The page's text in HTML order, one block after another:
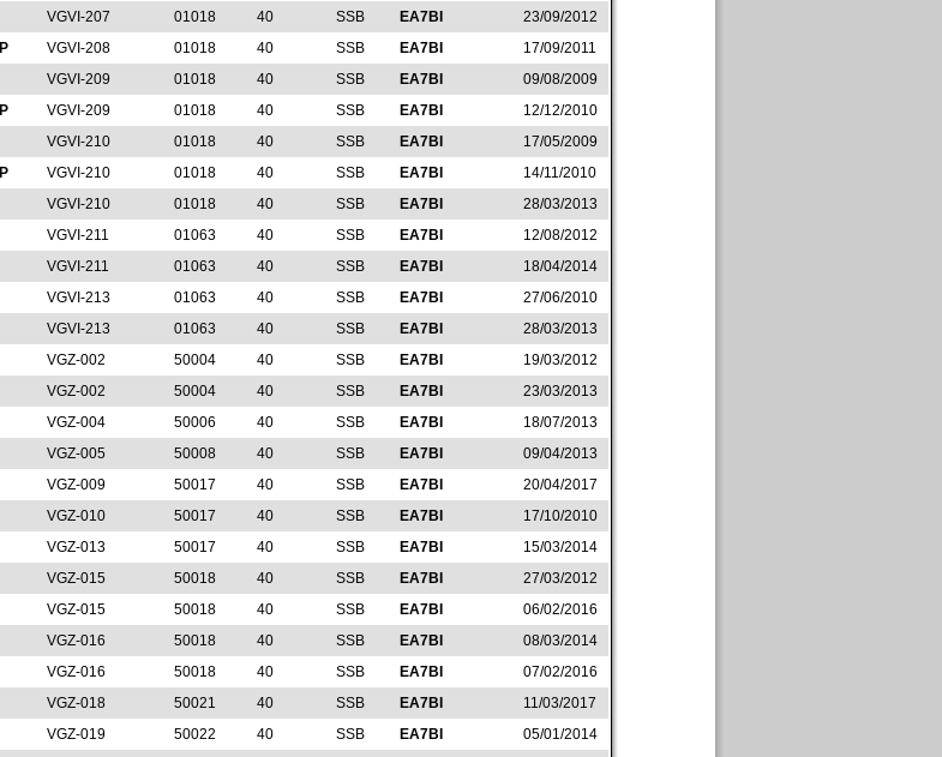
VGVI-207 01018 40 SSB EA7BI
23/09/2012
VGVI-208 01018 40 SSB EA7BI
17/09/2011
VGVI-209 01018 40 SSB EA7BI
09/08/2009
VGVI-209 01018 40 SSB EA7BI
12/12/2010
VGVI-210 01018 40 SSB EA7BI
17/05/2009
VGVI-210 01018 40 SSB EA7BI
14/11/2010
VGVI-210 01018 40 SSB EA7BI
28/03/2013
VGVI-211 01063 40 SSB EA7BI
12/08/2012
VGVI-211 01063 40 SSB EA7BI
18/04/2014
VGVI-213 01063 40 SSB EA7BI
27/06/2010
VGVI-213 01063 40 SSB EA7BI
28/03/2013
VGZ-002 50004 40 SSB EA7BI
19/03/2012
VGZ-002 50004 40 SSB EA7BI
23/03/2013
VGZ-004 50006 40 SSB EA7BI
18/07/2013
VGZ-005 50008 40 SSB EA7BI
09/04/2013
VGZ-009 50017 40 SSB EA7BI
20/04/2017
VGZ-010 50017 40 SSB EA7BI
17/10/2010
VGZ-013 50017 40 SSB EA7BI
15/03/2014
VGZ-015 50018 40 SSB EA7BI
27/03/2012
VGZ-015 50018 40 SSB EA7BI
06/02/2016
VGZ-016 50018 40 SSB EA7BI
08/03/2014
VGZ-016 50018 40 SSB EA7BI
07/02/2016
VGZ-018 50021 40 SSB EA7BI
11/03/2017
VGZ-019 50022 40 SSB EA7BI
05/01/2014